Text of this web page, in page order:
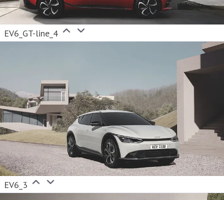
EV6_GT-line_4
EV6_3